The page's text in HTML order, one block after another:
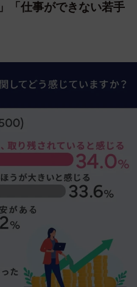
「仕事ができない若手